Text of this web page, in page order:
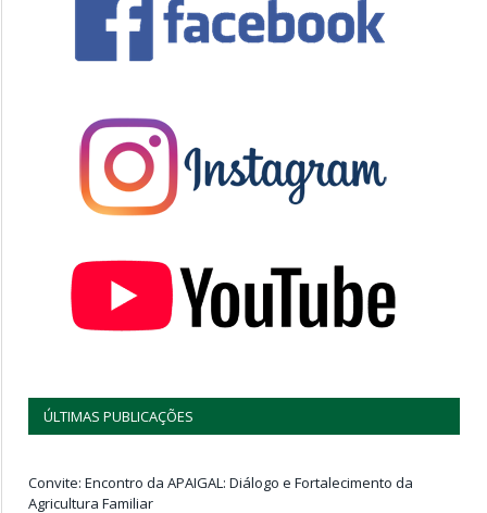
ÚLTIMAS PUBLICAÇÕES
Convite: Encontro da APAIGAL: Diálogo e Fortalecimento da
Agricultura Familiar